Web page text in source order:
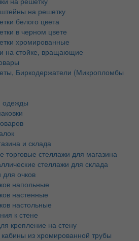
на решетку
белого цвета
в черном цвете
хромированные
на стойке, вращающие
Биркодержатели (Микропломбы
одежды
и склада
торговые стеллажи для магазина
стеллажи для склада
для очков
напольные
настенные
настольные
к стене
крепление на стену
из хромированной трубы